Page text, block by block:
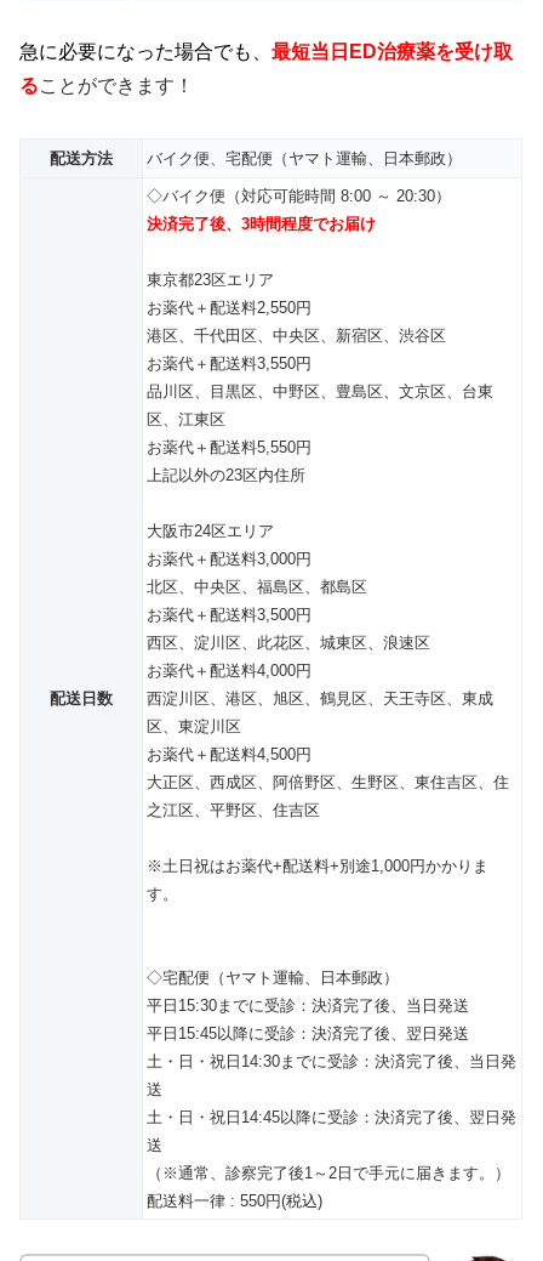
急に必要になった場合でも、 最短当日ED治療薬を受け取
ることができます！
配送方法 バイク便、宅配便（ヤマト運輸、日本郵政）
配送日数
◇バイク便（対応可能時間 8:00 ～ 20:30）
決済完了後、3時間程度でお届け
東京都23区エリア
お薬代＋配送料2,550円
港区、千代田区、中央区、新宿区、渋谷区
お薬代＋配送料3,550円
品川区、目黒区、中野区、豊島区、文京区、台東
区、江東区
お薬代＋配送料5,550円
上記以外の23区内住所
大阪市24区エリア
お薬代＋配送料3,000円
北区、中央区、福島区、都島区
お薬代＋配送料3,500円
西区、淀川区、此花区、城東区、浪速区
お薬代＋配送料4,000円
西淀川区、港区、旭区、鶴見区、天王寺区、東成
区、東淀川区
お薬代＋配送料4,500円
大正区、西成区、阿倍野区、生野区、東住吉区、住
之江区、平野区、住吉区
※土日祝はお薬代+配送料+別途1,000円かかりま
す。
◇宅配便（ヤマト運輸、日本郵政）
平日15:30までに受診：決済完了後、当日発送
平日15:45以降に受診：決済完了後、翌日発送
土・日・祝日14:30までに受診：決済完了後、当日発
送
土・日・祝日14:45以降に受診：決済完了後、翌日発
送
（※通常、診察完了後1～2日で手元に届きます。）
配送料一律 : 550円(税込)